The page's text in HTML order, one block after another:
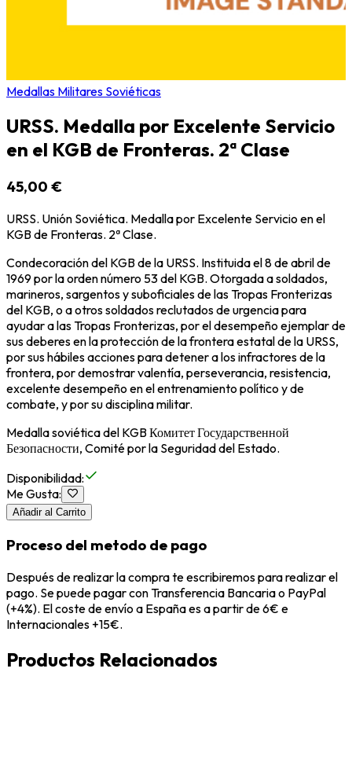
Medallas Militares Soviéticas
URSS. Medalla por Excelente Servicio
en el KGB de Fronteras. 2ª Clase
45,00 €
URSS. Unión Soviética. Medalla por Excelente Servicio en el
KGB de Fronteras. 2ª Clase.
Condecoración del KGB de la URSS. Instituida el 8 de abril de
1969 por la orden número 53 del KGB. Otorgada a soldados,
marineros, sargentos y suboficiales de las Tropas Fronterizas
del KGB, o a otros soldados reclutados de urgencia para
ayudar a las Tropas Fronterizas, por el desempeño ejemplar de
sus deberes en la protección de la frontera estatal de la URSS,
por sus hábiles acciones para detener a los infractores de la
frontera, por demostrar valentía, perseverancia, resistencia,
excelente desempeño en el entrenamiento político y de
combate, y por su disciplina militar.
Medalla soviética del KGB Комитет Государственной
Безопасности, Comité por la Seguridad del Estado.
Disponibilidad:
Me Gusta:
Añadir al Carrito
Proceso del metodo de pago
Después de realizar la compra te escribiremos para realizar el
pago. Se puede pagar con Transferencia Bancaria o PayPal
(+4%). El coste de envío a España es a partir de 6€ e
Internacionales +15€.
Productos Relacionados